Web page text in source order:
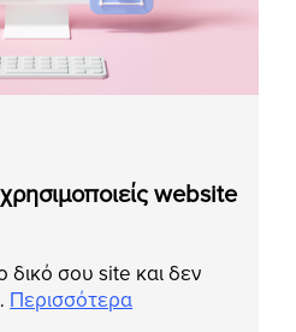
website
δικό σου site και δεν
Περισσότερα